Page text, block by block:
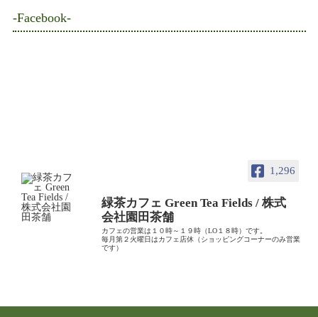
-Facebook-
1,296
緑茶カフェ Green Tea Fields / 株式
会社園田茶舗
カフェの営業は１０時～１９時（LO１８時）です。
毎月第２火曜日はカフェ店休（ショッピングコーナーのみ営業
です）